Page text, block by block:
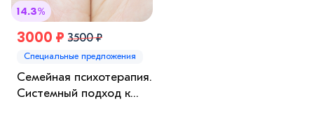
14.3%
3000 ₽ 3500 ₽
Специальные предложения
Семейная психотерапия.
Системный подход к